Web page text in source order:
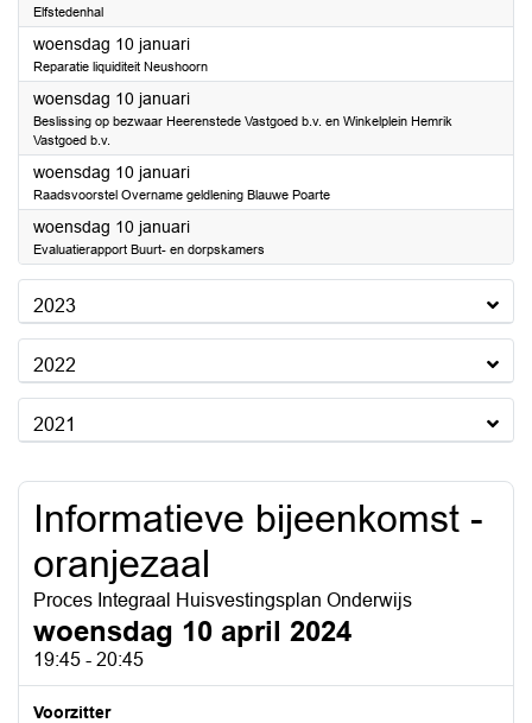
Elfstedenhal
woensdag 10 januari2024
Reparatie liquiditeit Neushoorn
woensdag 10 januari2024
Beslissing op bezwaar Heerenstede Vastgoed b.v. en Winkelplein Hemrik
Vastgoed b.v.
woensdag 10 januari2024
Raadsvoorstel Overname geldlening Blauwe Poarte
woensdag 10 januari2024
Evaluatierapport Buurt- en dorpskamers
2023
2022
2021
Informatieve bijeenkomst -
oranjezaal
Proces Integraal Huisvestingsplan Onderwijs
woensdag 10 april 2024
19:45 - 20:45
Voorzitter